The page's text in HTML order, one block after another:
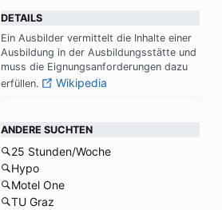
DETAILS
Ein Aus­bil­der ver­mit­telt die In­hal­te ei­ner
Aus­bil­dung in der Aus­bil­dungs­stät­te und
muss die Eig­nungs­an­for­de­run­gen da­zu
er­fül­len.
Wikipedia
ANDERE SUCHTEN
25 Stunden/Woche
Hypo
Motel One
TU Graz